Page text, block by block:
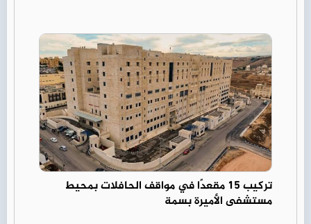
تركيب 15 مقعدًا في مواقف الحافلات بمحيط
مستشفى الأميرة بسمة